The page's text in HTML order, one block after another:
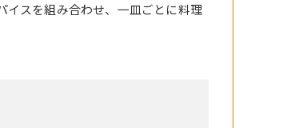
イスを組み合わせ、一皿ごとに料理